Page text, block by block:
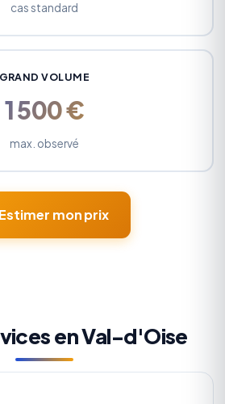
cas standard
GRAND VOLUME
1 500 €
max. observé
Estimer mon prix
en Val-d'Oise